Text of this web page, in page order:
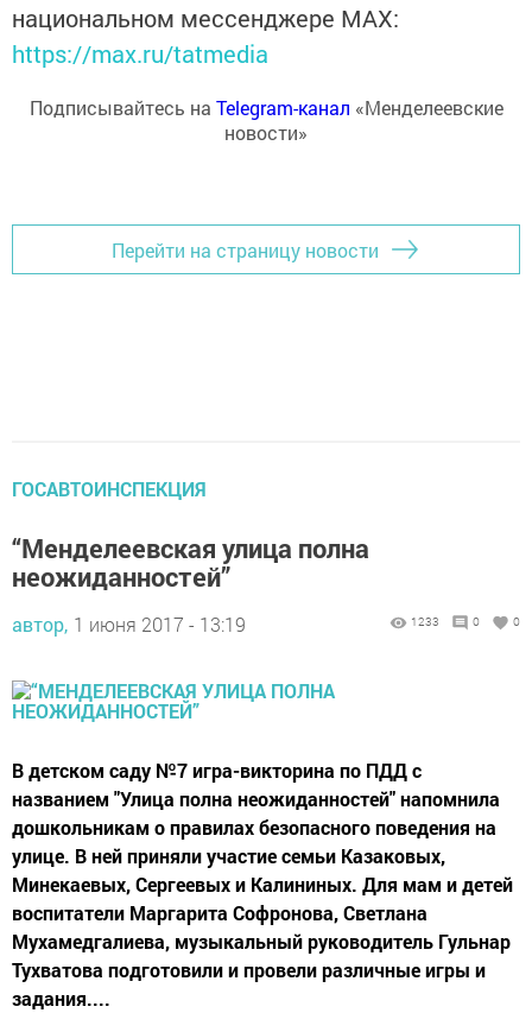
национальном мессенджере MАХ:
https://max.ru/tatmedia
Подписывайтесь на Telegram-канал «Менделеевские
новости»
Перейти на страницу новости
ГОСАВТОИНСПЕКЦИЯ
“Менделеевская улица полна
неожиданностей”
автор, 1 июня 2017 - 13:19 1233 0 0
В детском саду №7 игра-викторина по ПДД с
названием "Улица полна неожиданностей" напомнила
дошкольникам о правилах безопасного поведения на
улице. В ней приняли участие семьи Казаковых,
Минекаевых, Сергеевых и Калининых. Для мам и детей
воспитатели Маргарита Софронова, Светлана
Мухамедгалиева, музыкальный руководитель Гульнар
Тухватова подготовили и провели различные игры и
задания....